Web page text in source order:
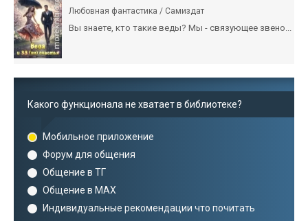
Любовная фантастика / Самиздат
Вы знаете, кто такие веды? Мы - связующее звено...
Какого функционала не хватает в библиотеке?
Мобильное приложение
Форум для общения
Общение в ТГ
Общение в MAX
Индивидуальные рекомендации что почитать